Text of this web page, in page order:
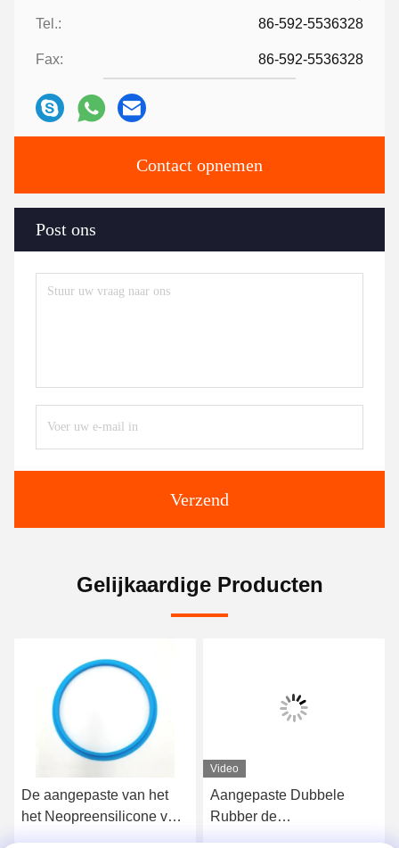
Tel.: 86-592-5536328
Fax: 86-592-5536328
Contact opnemen
Post ons
Verzend
Gelijkaardige Producten
De aangepaste van het
het Neopreensilicone van
Video
Aangepaste Dubbele
Rubber de